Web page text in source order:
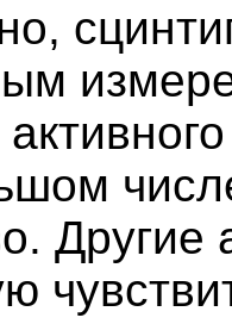
Другие